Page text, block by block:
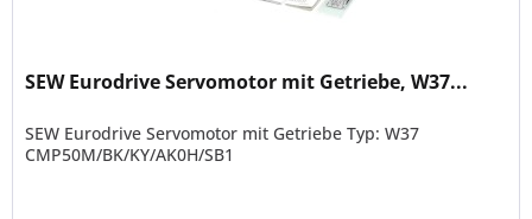
SEW Eurodrive Servomotor mit Getriebe, W37...
SEW Eurodrive Servomotor mit Getriebe Typ: W37
CMP50M/BK/KY/AK0H/SB1